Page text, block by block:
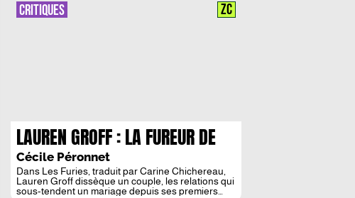
LAUREN GROFF : LA FUREUR DE
DESIRER
Cécile Péronnet
Dans Les Furies, traduit par Carine Chichereau,
Lauren Groff dissèque un couple, les relations qui
sous-tendent un mariage depuis ses premiers
CRITIQUES ZC